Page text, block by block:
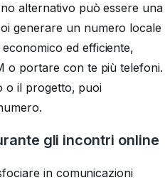
alternativo può essere una
generare un numero locale
ed efficiente,
o portare con te più telefoni.
o il progetto, puoi
gli incontri online
in comunicazioni